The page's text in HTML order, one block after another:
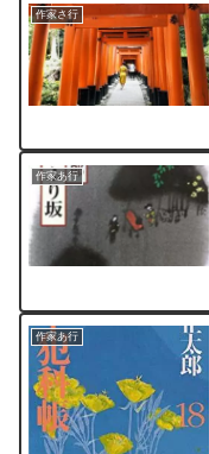
作家さ行
作家あ行
作家あ行